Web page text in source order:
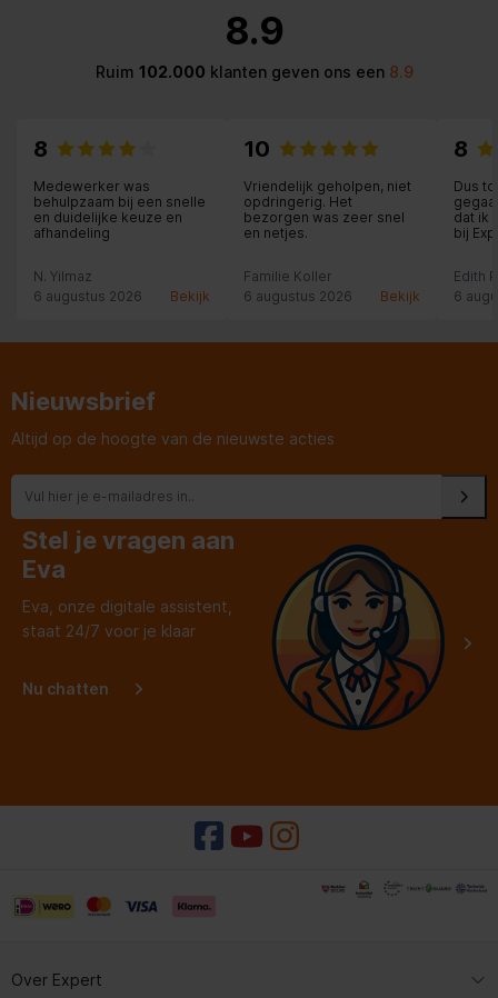
8.9
Ruim 102.000 klanten geven ons een8.9
8
Medewerker was
behulpzaam bij een snelle
en duidelijke keuze en
afhandeling
N. Yilmaz
6 augustus 2026
Bekijk
10
Vriendelijk geholpen, niet
opdringerig. Het
bezorgen was zeer snel
en netjes.
Familie Koller
6 augustus 2026
Bekijk
8
Dus
dat ik
bij
die
en
Edith
6
Nieuwsbrief
Altijd op de hoogte van de nieuwste acties
Stel je vragen aan
Eva
Eva, onze digitale assistent,
staat 24/7 voor je klaar
Nu chatten
Over Expert